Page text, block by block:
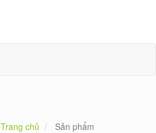
Trang chủ Sản phẩm